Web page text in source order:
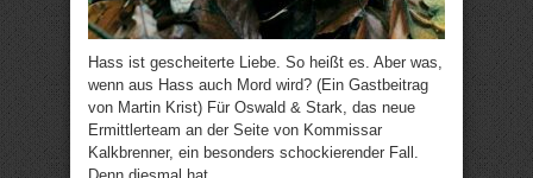
Hass ist gescheiterte Liebe. So heißt es. Aber was,
wenn aus Hass auch Mord wird? (Ein Gastbeitrag
von Martin Krist) Für Oswald & Stark, das neue
Ermittlerteam an der Seite von Kommissar
Kalkbrenner, ein besonders schockierender Fall.